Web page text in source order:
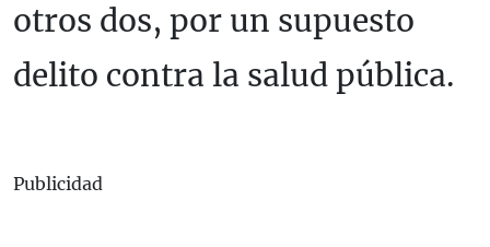
otros dos, por un supuesto
delito contra la salud pública.
Publicidad